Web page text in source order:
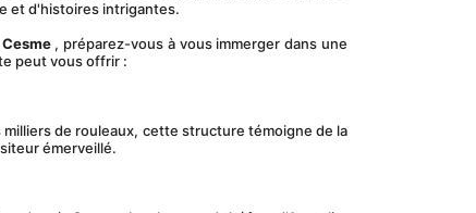
et d'histoires intrigantes.
, préparez-vous à vous immerger dans une
peut vous offrir :
émerveillé.